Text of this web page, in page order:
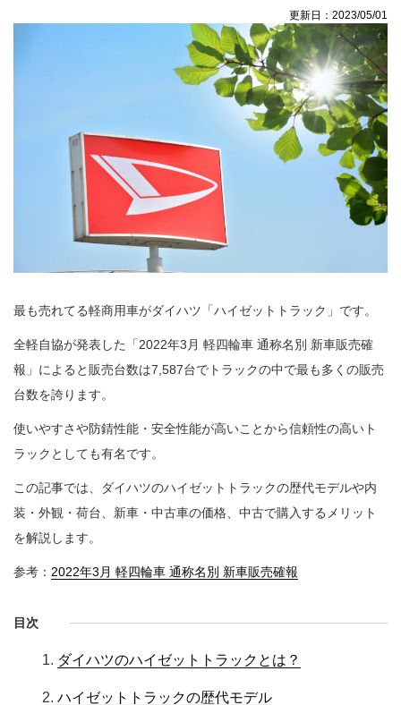
更新日：2023/05/01
最も売れてる軽商用車がダイハツ「ハイゼットトラック」です。
全軽自協が発表した「2022年3月 軽四輪車 通称名別 新車販売確
報」によると販売台数は7,587台でトラックの中で最も多くの販売
台数を誇ります。
使いやすさや防錆性能・安全性能が高いことから信頼性の高いト
ラックとしても有名です。
この記事では、ダイハツのハイゼットトラックの歴代モデルや内
装・外観・荷台、新車・中古車の価格、中古で購入するメリット
を解説します。
参考： 2022年3月 軽四輪車 通称名別 新車販売確報
目次
ダイハツのハイゼットトラックとは？
ハイゼットトラックの歴代モデル